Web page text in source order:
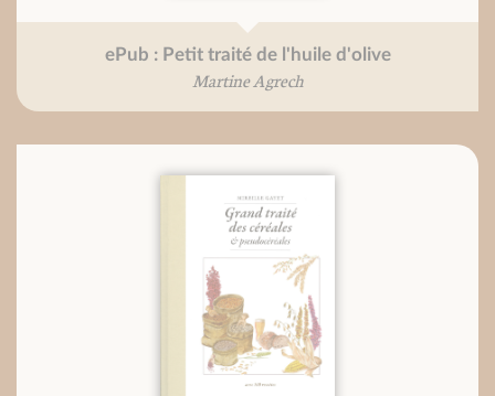
ePub : Petit traité de l'huile d'olive
Martine Agrech